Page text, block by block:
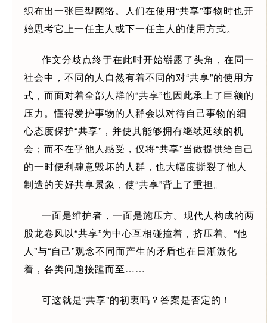
织布出一张巨型网络。人们在使用“共享”事物时也开
始思考它上一任主人或下一任主人的使用方式。
作文分歧点终于在此时开始崭露了头角，在同一
社会中，不同的人自然有着不同的对“共享”的使用方
式，而面对着全部人群的“共享”也因此承上了巨额的
压力。懂得爱护事物的人群会以对待自己事物的细
心态度保护“共享”，并使其能够拥有继续延续的机
会；而不在乎他人感受，仅将“共享”当做提供给自己
的一时便利肆意毁坏的人群，也大幅度撕裂了他人
制造的美好共享景象，使“共享”背上了重担。
一面是维护者，一面是施压方。现代人构成的两
股龙卷风以“共享”为中心互相碰撞着，挤压着。“他
人”与“自己”观念不同而产生的矛盾也在日渐激化
着，各类问题接踵而至……
可这就是“共享”的初衷吗？答案是否定的！